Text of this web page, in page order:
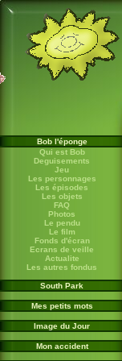
Bob l'éponge
Qui est Bob
Deguisements
Jeu
Les personnages
Les épisodes
Les objets
FAQ
Photos
Le pendu
Le film
Fonds d'écran
Ecrans de veille
Actualite
Les autres fondus
South Park
Mes petits mots
Image du Jour
Mon accident